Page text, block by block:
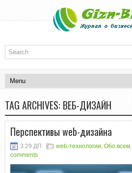
TAG ARCHIVES: ВЕБ-ДИЗАЙН
Перспективы web-дизайна
3:29 ДП web-технологии, Обо всем,
comments